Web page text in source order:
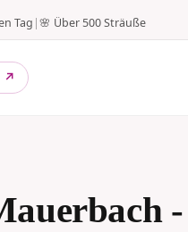
Tag |🌸 Über 500 Sträuße
↗